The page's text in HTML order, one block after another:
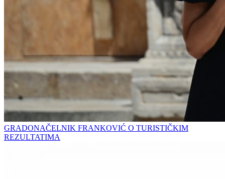
GRADONAČELNIK FRANKOVIĆ O TURISTIČKIM
REZULTATIMA